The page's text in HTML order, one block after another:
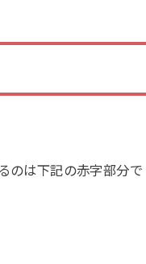
のは下記の赤字部分で